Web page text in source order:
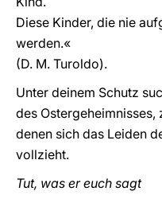
Diese Kinder, die nie
werden.«
(D. M. Turoldo).
Unter deinem Schutz
des Ostergeheimnisses,
denen sich das Leiden
vollzieht.
Tut, was er euch sagt